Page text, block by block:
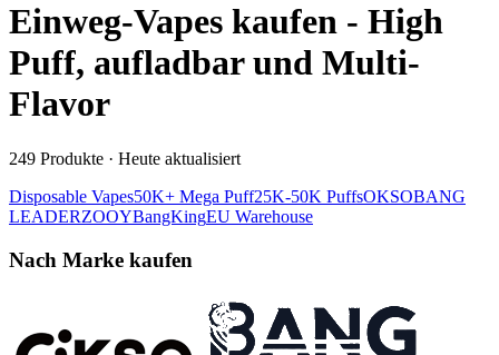
Einweg-Vapes kaufen - High
Puff, aufladbar und Multi-
Flavor
249 Produkte · Heute aktualisiert
Disposable Vapes50K+ Mega Puff25K-50K PuffsOKSOBANG
LEADERZOOYBangKingEU Warehouse
Nach Marke kaufen